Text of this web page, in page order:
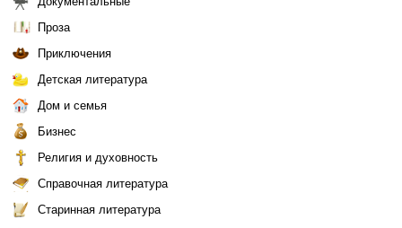
Проза
Приключения
Детская литература
Дом и семья
Бизнес
Религия и духовность
Справочная литература
Старинная литература